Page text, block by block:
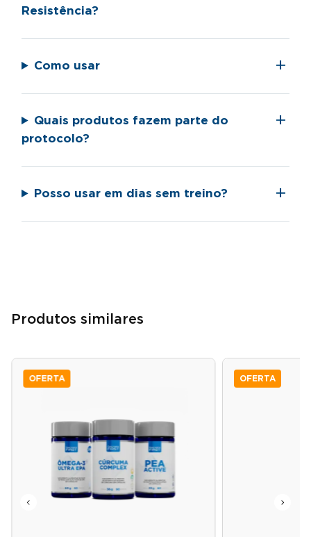
Resistência?
Como usar
Quais produtos fazem parte do
protocolo?
Posso usar em dias sem treino?
Produtos similares
OFERTA OFERTA